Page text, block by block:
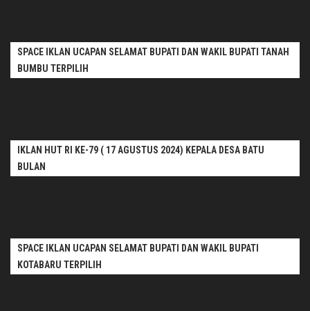
SPACE IKLAN UCAPAN SELAMAT BUPATI DAN WAKIL BUPATI TANAH
BUMBU TERPILIH
IKLAN HUT RI KE-79 ( 17 AGUSTUS 2024) KEPALA DESA BATU
BULAN
SPACE IKLAN UCAPAN SELAMAT BUPATI DAN WAKIL BUPATI
KOTABARU TERPILIH